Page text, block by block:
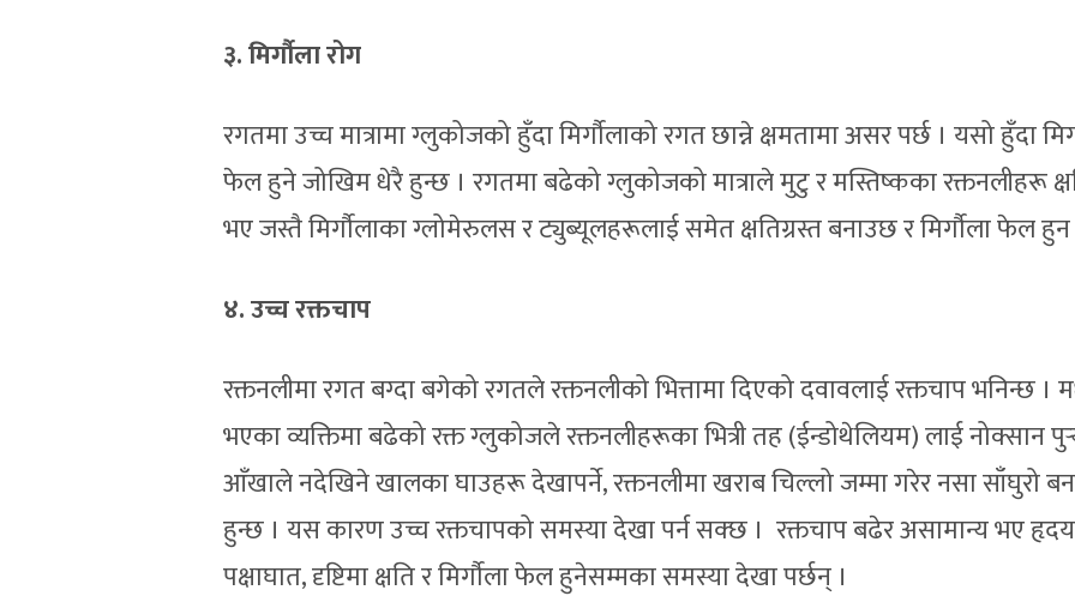
३. मिर्गौला रोग
रगतमा उच्च मात्रामा ग्लुकोजको हुँदा मिर्गौलाको रगत छान्ने क्षमतामा असर पर्छ । यसो हुँदा
फेल हुने जोखिम धेरै हुन्छ । रगतमा बढेको ग्लुकोजको मात्राले मुटु र मस्तिष्कका रक्तनलीहरू
भए जस्तै मिर्गौलाका ग्लोमेरुलस र ट्युब्यूलहरूलाई समेत क्षतिग्रस्त बनाउछ र मिर्गौला फेल
४. उच्च रक्तचाप
रक्तनलीमा रगत बग्दा बगेको रगतले रक्तनलीको भित्तामा दिएको दवावलाई रक्तचाप भनिन्छ ।
भएका व्यक्तिमा बढेको रक्त ग्लुकोजले रक्तनलीहरूका भित्री तह (ईन्डोथेलियम) लाई नोक्सान
आँखाले नदेखिने खालका घाउहरू देखापर्ने, रक्तनलीमा खराब चिल्लो जम्मा गरेर नसा साँघुरो
हुन्छ । यस कारण उच्च रक्तचापको समस्या देखा पर्न सक्छ । रक्तचाप बढेर असामान्य भए
पक्षाघात, दृष्टिमा क्षति र मिर्गौला फेल हुनेसम्मका समस्या देखा पर्छन् ।